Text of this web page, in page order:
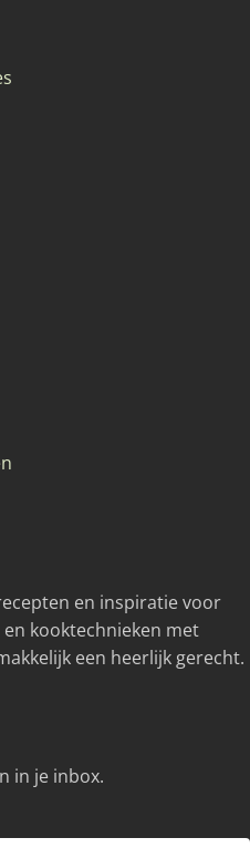
en inspiratie voor
kooktechnieken met
een heerlijk gerecht.
in je inbox.